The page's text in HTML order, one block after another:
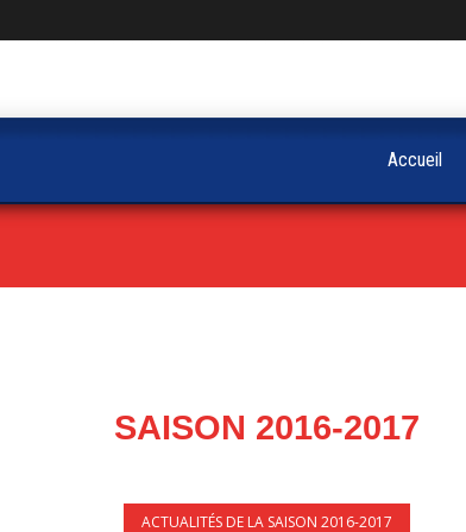
SAISON 2016-2017
ACTUALITÉS DE LA SAISON 2016-2017
Accueil